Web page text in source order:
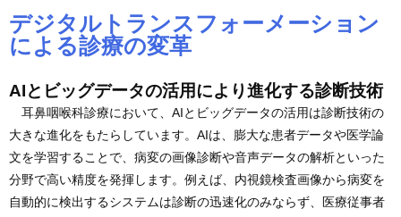
デジタルトランスフォーメーション
による診療の変革
AIとビッグデータの活用により進化する診断技術
耳鼻咽喉科診療において、AIとビッグデータの活用は診断技術の
大きな進化をもたらしています。AIは、膨大な患者データや医学論
文を学習することで、病変の画像診断や音声データの解析といった
分野で高い精度を発揮します。例えば、内視鏡検査画像から病変を
自動的に検出するシステムは診断の迅速化のみならず、医療従事者